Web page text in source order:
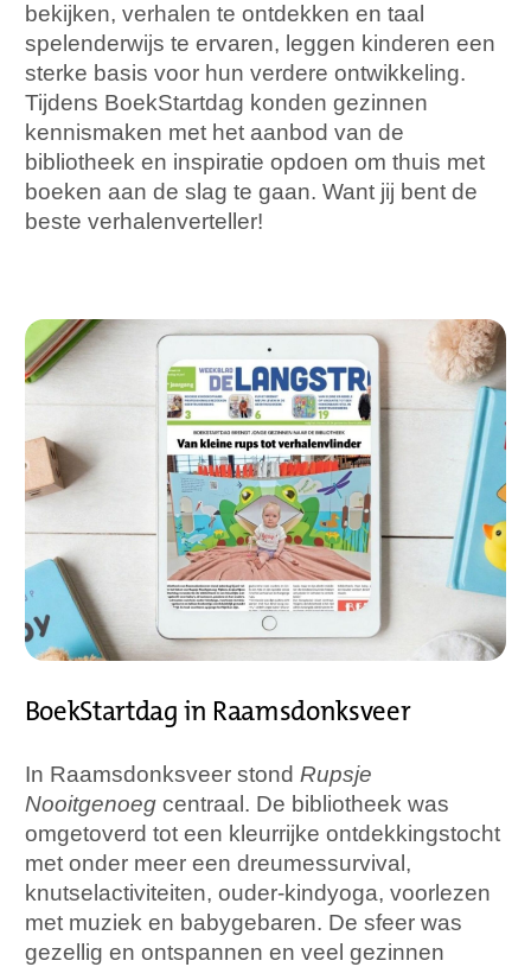
bekijken, verhalen te ontdekken en taal
spelenderwijs te ervaren, leggen kinderen een
sterke basis voor hun verdere ontwikkeling.
Tijdens BoekStartdag konden gezinnen
kennismaken met het aanbod van de
bibliotheek en inspiratie opdoen om thuis met
boeken aan de slag te gaan. Want jij bent de
beste verhalenverteller!
BoekStartdag in Raamsdonksveer
In Raamsdonksveer stond Rupsje
Nooitgenoegcentraal. De bibliotheek was
omgetoverd tot een kleurrijke ontdekkingstocht
met onder meer een dreumessurvival,
knutselactiviteiten, ouder-kindyoga, voorlezen
met muziek en babygebaren. De sfeer was
gezellig en ontspannen en veel gezinnen